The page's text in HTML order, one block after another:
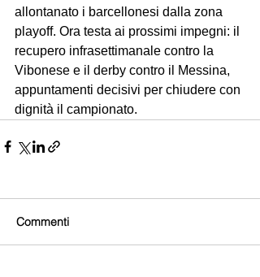
allontanato i barcellonesi dalla zona
playoff. Ora testa ai prossimi impegni: il
recupero infrasettimanale contro la
Vibonese e il derby contro il Messina,
appuntamenti decisivi per chiudere con
dignità il campionato.
Commenti